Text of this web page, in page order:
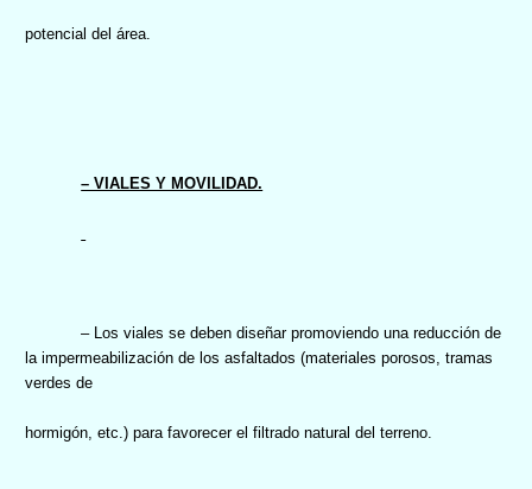
potencial del área.
– VIALES Y MOVILIDAD.
– Los viales se deben diseñar promoviendo una reducción de
la impermeabilización de los asfaltados (materiales porosos, tramas
verdes de
hormigón, etc.) para favorecer el filtrado natural del terreno.